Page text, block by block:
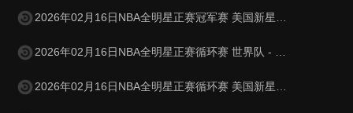
2026年02月16日NBA全明星正赛冠军赛 美国新星队 - 美国星条队 全场录像
2026年02月16日NBA全明星正赛循环赛 世界队 - 美国星条队 全场录像
2026年02月16日NBA全明星正赛循环赛 美国新星队 - 美国星条队 全场录像